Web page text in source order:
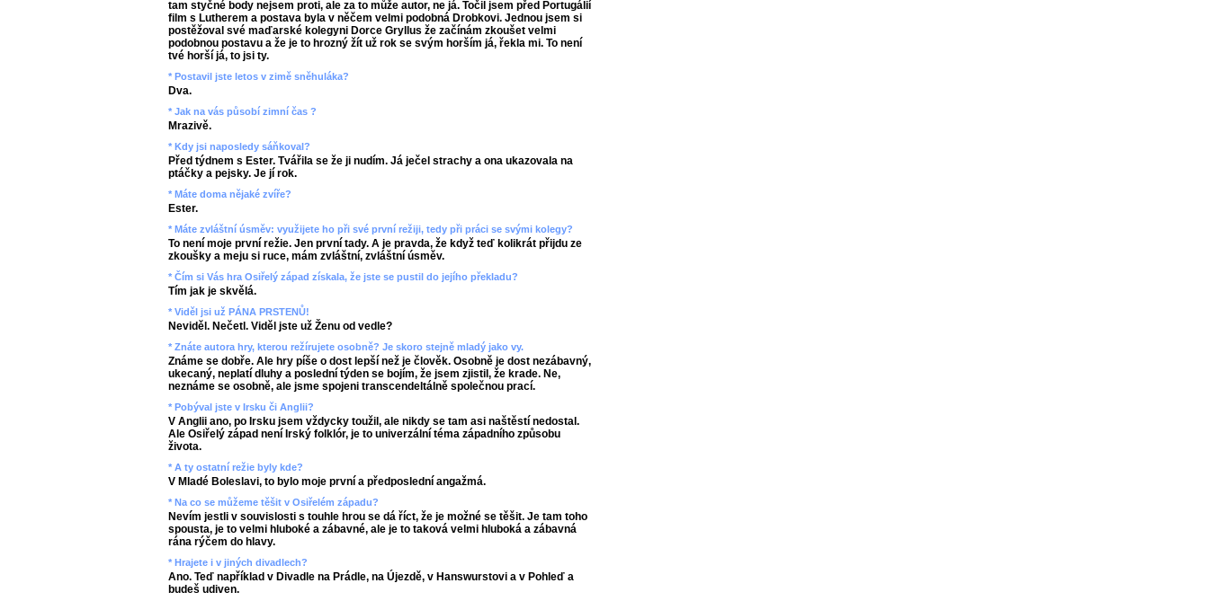
tam styčné body nejsem proti, ale za to může autor, ne já. Točil jsem před Portugálií
film s Lutherem a postava byla v něčem velmi podobná Drobkovi. Jednou jsem si
postěžoval své maďarské kolegyni Dorce Gryllus že začínám zkoušet velmi
podobnou postavu a že je to hrozný žít už rok se svým horším já, řekla mi. To není
tvé horší já, to jsi ty.
* Postavil jste letos v zimě sněhuláka?
Dva.
* Jak na vás působí zimní čas ?
Mrazivě.
* Kdy jsi naposledy sáňkoval?
Před týdnem s Ester. Tvářila se že ji nudím. Já ječel strachy a ona ukazovala na
ptáčky a pejsky. Je jí rok.
* Máte doma nějaké zvíře?
Ester.
* Máte zvláštní úsměv: využijete ho při své první režiji, tedy při práci se svými kolegy?
To není moje první režie. Jen první tady. A je pravda, že když teď kolikrát přijdu ze
zkoušky a meju si ruce, mám zvláštní, zvláštní úsměv.
* Čím si Vás hra Osiřelý západ získala, že jste se pustil do jejího překladu?
Tím jak je skvělá.
* Viděl jsi už PÁNA PRSTENŮ!
Neviděl. Nečetl. Viděl jste už Ženu od vedle?
* Znáte autora hry, kterou režírujete osobně? Je skoro stejně mladý jako vy.
Známe se dobře. Ale hry píše o dost lepší než je člověk. Osobně je dost nezábavný,
ukecaný, neplatí dluhy a poslední týden se bojím, že jsem zjistil, že krade. Ne,
neznáme se osobně, ale jsme spojeni transcendeltálně společnou prací.
* Pobýval jste v Irsku či Anglii?
V Anglii ano, po Irsku jsem vždycky toužil, ale nikdy se tam asi naštěstí nedostal.
Ale Osiřelý západ není Irský folklór, je to univerzální téma západního způsobu
života.
* A ty ostatní režie byly kde?
V Mladé Boleslavi, to bylo moje první a předposlední angažmá.
* Na co se můžeme těšit v Osiřelém západu?
Nevím jestli v souvislosti s touhle hrou se dá říct, že je možné se těšit. Je tam toho
spousta, je to velmi hluboké a zábavné, ale je to taková velmi hluboká a zábavná
rána rýčem do hlavy.
* Hrajete i v jiných divadlech?
Ano. Teď například v Divadle na Prádle, na Újezdě, v Hanswurstovi a v Pohleď a
budeš udiven.